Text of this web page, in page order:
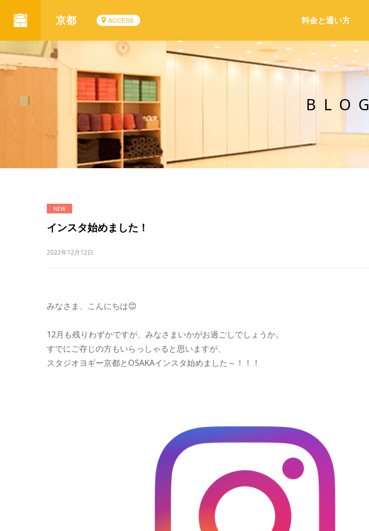
京都 ACCESS 料金と通い方
BLOG
インスタ始めました！
2022年12月12日
みなさま、こんにちは😊
12月も残りわずかですが、みなさまいかがお過ごしでしょうか。
すでにご存じの方もいらっしゃると思いますが、
スタジオヨギー京都とOSAKAインスタ始めました～！！！